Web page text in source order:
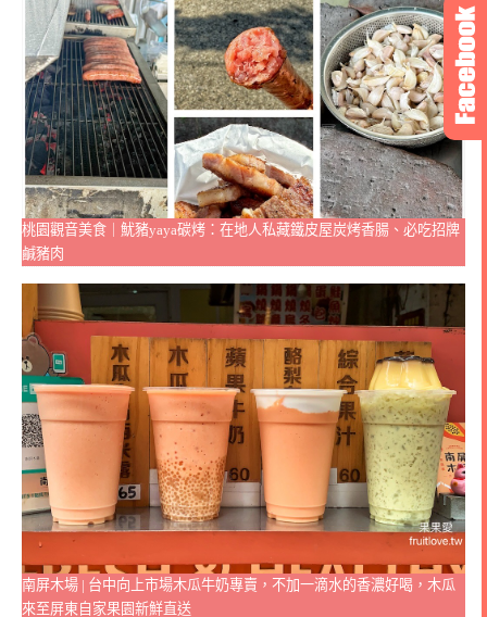
桃園觀音美食｜魷豬yaya碳烤：在地人私藏鐵皮屋炭烤香腸、必吃招牌
鹹豬肉
南屏木場 | 台中向上市場木瓜牛奶專賣，不加一滴水的香濃好喝，木瓜
來至屏東自家果園新鮮直送